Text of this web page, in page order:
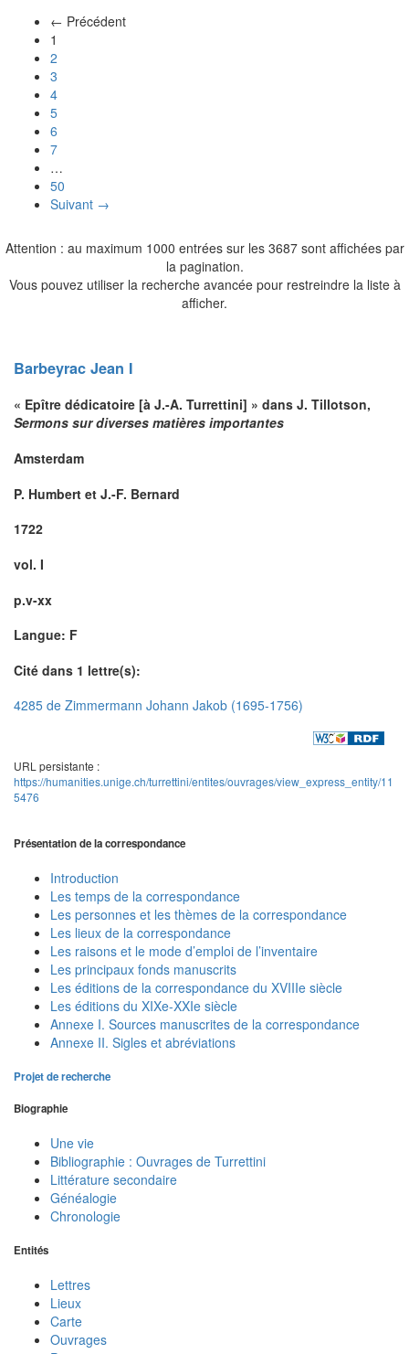
← Précédent
1
2
3
4
5
6
7
…
50
Suivant →
Attention : au maximum 1000 entrées sur les 3687 sont affichées par
la pagination.
Vous pouvez utiliser la recherche avancée pour restreindre la liste à
afficher.
Barbeyrac Jean I
« Epître dédicatoire [à J.-A. Turrettini] » dans J. Tillotson,
Sermons sur diverses matières importantes
Amsterdam
P. Humbert et J.-F. Bernard
1722
vol. I
p.v-xx
Langue: F
Cité dans 1 lettre(s):
4285 de Zimmermann Johann Jakob (1695-1756)
URL persistante :
https://humanities.unige.ch/turrettini/entites/ouvrages/view_express_entity/11
5476
Présentation de la correspondance
Introduction
Les temps de la correspondance
Les personnes et les thèmes de la correspondance
Les lieux de la correspondance
Les raisons et le mode d’emploi de l’inventaire
Les principaux fonds manuscrits
Les éditions de la correspondance du XVIIIe siècle
Les éditions du XIXe-XXIe siècle
Annexe I. Sources manuscrites de la correspondance
Annexe II. Sigles et abréviations
Projet de recherche
Biographie
Une vie
Bibliographie : Ouvrages de Turrettini
Littérature secondaire
Généalogie
Chronologie
Entités
Lettres
Lieux
Carte
Ouvrages